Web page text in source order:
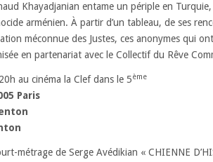
Khayadjanian entame un périple en
arménien. À partir d’un tableau, de ses
méconnue des Justes, ces anonymes qui
en partenariat avec le Collectif du Rêve
au cinéma la Clef dans le 5ème
Paris
métrage de Serge Avédikian « CHIENNE